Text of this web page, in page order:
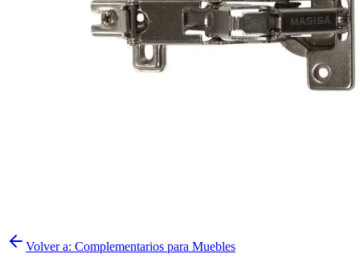
Volver a: Complementarios para Muebles